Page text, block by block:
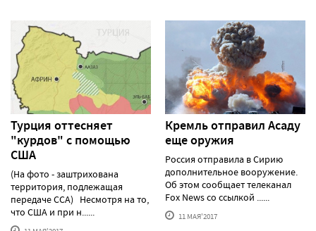
Турция оттесняет
"курдов" с помощью
США
(На фото - заштрихована
территория, подлежащая
передаче ССА) Несмотря на то,
что США и при н......
Кремль отправил Асаду
еще оружия
Россия отправила в Сирию
дополнительное вооружение.
Об этом сообщает телеканал
Fox News со ссылкой ......
11 МАЯ'2017